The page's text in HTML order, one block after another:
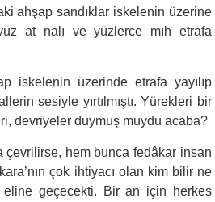
ahşap sandıklar iskelenin üzerine
at nalı ve yüzlerce mıh etrafa
iskelenin üzerinde etrafa yayılıp
sesiyle yırtılmıştı. Yürekleri bir
devriyeler duymuş muydu acaba?
çevrilirse, hem bunca fedâkar insan
çok ihtiyacı olan kim bilir ne
eline geçecekti. Bir an için herkes